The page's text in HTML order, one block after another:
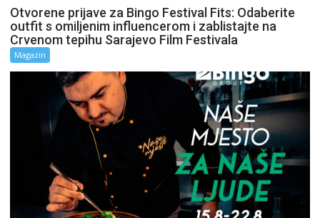
Otvorene prijave za Bingo Festival Fits: Odaberite
outfit s omiljenim influencerom i zablistajte na
Crvenom tepihu Sarajevo Film Festivala
Magazin